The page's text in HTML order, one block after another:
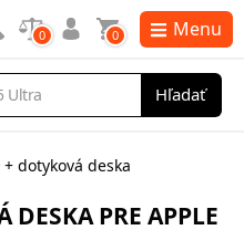
Hľadať
0 0 Menu
+ dotyková deska
DESKA PRE APPLE